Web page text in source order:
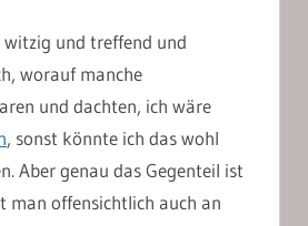
witzig und treffend und
worauf manche
und dachten, ich wäre
, sonst könnte ich das wohl
Aber genau das Gegenteil ist
man offensichtlich auch an